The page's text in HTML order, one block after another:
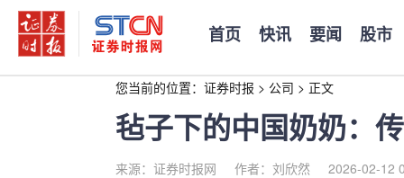
首页 快讯 要闻 股市
您当前的位置： 证券时报 > 公司 > 正文
毡子下的中国奶奶：
来源：证券时报网 作者：刘欣然 2026-02-12